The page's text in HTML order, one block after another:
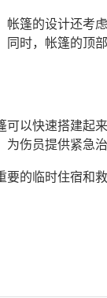
帐篷的设计还考
同时，帐篷的顶
可以快速搭建起
为伤员提供紧急
要的临时住宿和